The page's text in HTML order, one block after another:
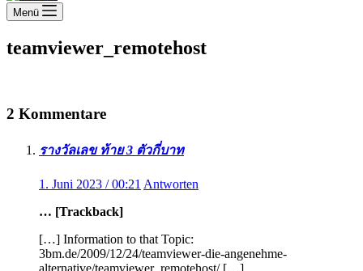
Menü
teamviewer_remotehost
2 Kommentare
รางวัลเลข ท้าย 3 ตัวกี่บาท
1. Juni 2023 / 00:21 Antworten
… [Trackback]
[…] Information to that Topic:
3bm.de/2009/12/24/teamviewer-die-angenehme-
alternative/teamviewer_remotehost/ […]